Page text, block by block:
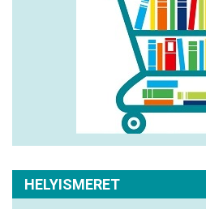
HELYISMERET